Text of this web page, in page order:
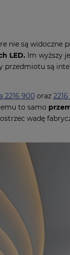
nie są widoczne
LED. Im wyższy
są
2216 900 oraz
to samo
wadę